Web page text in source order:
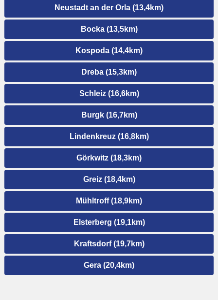
Neustadt an der Orla (13,4km)
Bocka (13,5km)
Kospoda (14,4km)
Dreba (15,3km)
Schleiz (16,6km)
Burgk (16,7km)
Lindenkreuz (16,8km)
Görkwitz (18,3km)
Greiz (18,4km)
Mühltroff (18,9km)
Elsterberg (19,1km)
Kraftsdorf (19,7km)
Gera (20,4km)